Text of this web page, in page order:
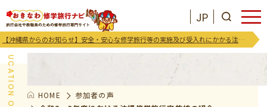
JP
【沖縄県からのお知らせ】安全・安心な修学旅行等の実施及び受入れにかかる注意喚起及び御協力のお願い
JP お気に入りリスト
修学旅行参加者の声
HOME
参加者の声